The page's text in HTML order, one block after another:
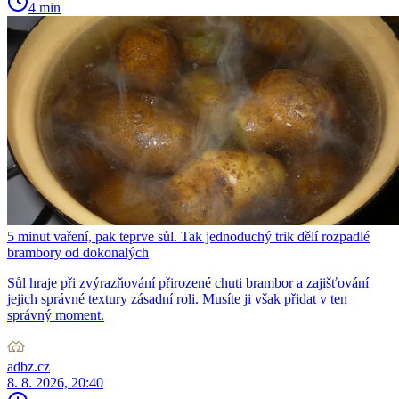
4 min
5 minut vaření, pak teprve sůl. Tak jednoduchý trik dělí rozpadlé
brambory od dokonalých
Sůl hraje při zvýrazňování přirozené chuti brambor a zajišťování
jejich správné textury zásadní roli. Musíte ji však přidat v ten
správný moment.
adbz.cz
8. 8. 2026, 20:40